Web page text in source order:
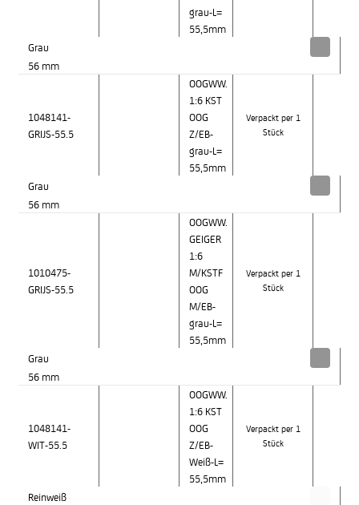
grau-L=
55,5mm
Grau
56 mm
1048141-
GRIJS-55.5
OOGWW.
1:6 KST
OOG
Z/EB-
grau-L=
55,5mm
Verpackt per 1
Stück
Grau
56 mm
1010475-
GRIJS-55.5
OOGWW.
GEIGER
1:6
M/KSTF
OOG
M/EB-
grau-L=
55,5mm
Verpackt per 1
Stück
Grau
56 mm
1048141-
WIT-55.5
OOGWW.
1:6 KST
OOG
Z/EB-
Weiß-L=
55,5mm
Verpackt per 1
Stück
Reinweiß